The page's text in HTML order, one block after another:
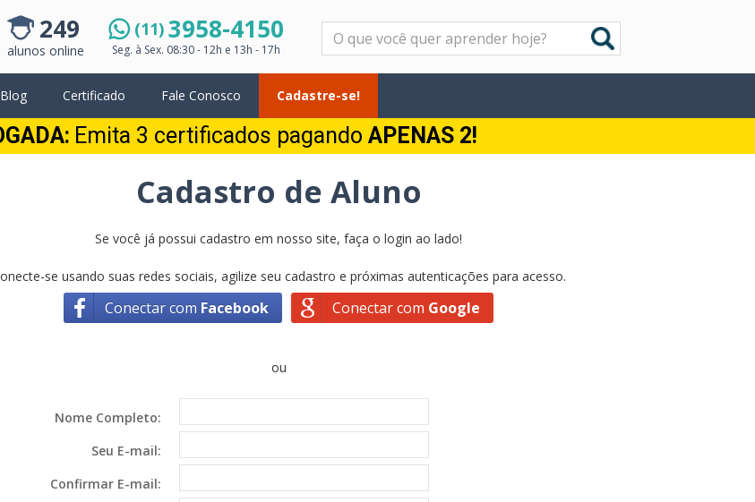
249
alunos online
(11)3958-4150
Seg. à Sex. 08:30 - 12h e 13h - 17h
Pesquisar
Blog Certificado Fale Conosco Cadastre-se!
Emita 3 certificados pagando APENAS 2!
Cadastro de Aluno
Se você já possui cadastro em nosso site, faça o login ao lado!
se usando suas redes sociais, agilize seu cadastro e próximas autenticações para acesso.
Conectar com Facebook Conectar com Google
ou
Nome Completo:
Seu E-mail:
Confirmar E-mail: